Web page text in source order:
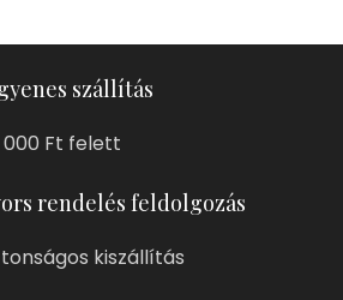
szállítás
000 Ft felett
rendelés feldolgozás
kiszállítás